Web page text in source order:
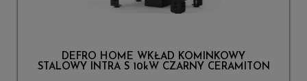
DEFRO HOME WKŁAD KOMINKOWY
STALOWY INTRA S 10kW CZARNY CERAMITON